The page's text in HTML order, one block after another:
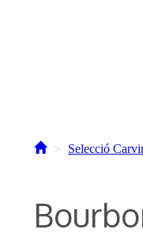
Selecció